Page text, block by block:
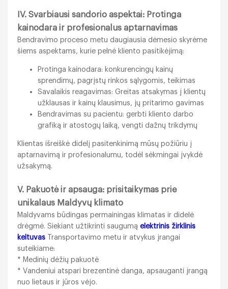
IV. Svarbiausi sandorio aspektai: Protinga
kainodara ir profesionalus aptarnavimas
Bendravimo proceso metu daugiausia dėmesio skyrėme
šiems aspektams, kurie pelnė kliento pasitikėjimą:
Protinga kainodara: konkurencingų kainų
sprendimų, pagrįstų rinkos sąlygomis, teikimas
Savalaikis reagavimas: Greitas atsakymas į klientų
užklausas ir kainų klausimus, jų pritarimo gavimas
Bendravimas su pacientu: gerbti kliento darbo
grafiką ir atostogų laiką, vengti dažnų trikdymų
Klientas išreiškė didelį pasitenkinimą mūsų požiūriu į
aptarnavimą ir profesionalumu, todėl sėkmingai įvykdė
užsakymą.
V. Pakuotė ir apsauga: prisitaikymas prie
unikalaus Maldyvų klimato
Maldyvams būdingas permainingas klimatas ir didelė
drėgmė. Siekiant užtikrinti saugumąelektrinis žirklinis
keltuvas Transportavimo metu ir atvykus įrangai
suteikiame:
* Medinių dėžių pakuotė
* Vandeniui atspari brezentinė danga, apsauganti įrangą
nuo lietaus ir jūros vėjo.